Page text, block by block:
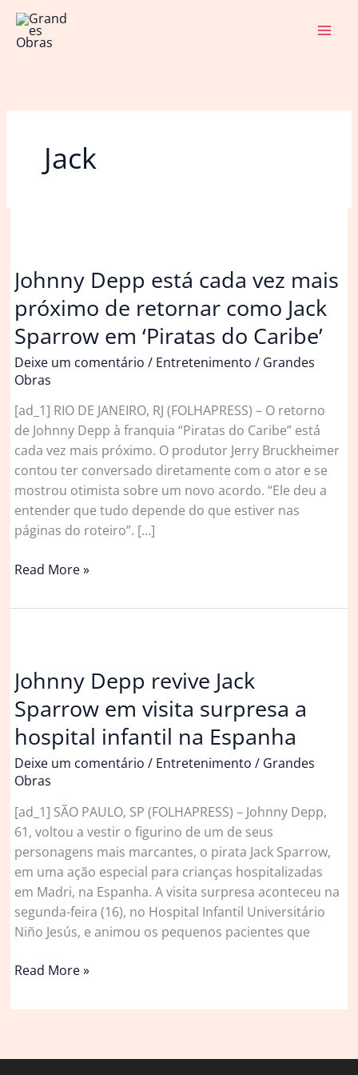
para
Jack
Johnny Depp está cada vez mais
próximo de retornar como Jack
Sparrow em ‘Piratas do Caribe’
Deixe um comentário / Entretenimento / Grandes
Obras
[ad_1] RIO DE JANEIRO, RJ (FOLHAPRESS) – O retorno
de Johnny Depp à franquia “Piratas do Caribe” está
cada vez mais próximo. O produtor Jerry Bruckheimer
contou ter conversado diretamente com o ator e se
mostrou otimista sobre um novo acordo. “Ele deu a
entender que tudo depende do que estiver nas
páginas do roteiro”. […]
Johnny
está
mais
próximo
de
retornar
como
Jack
Sparrow
em
‘Piratas
do
Caribe’
Read More »
Johnny Depp revive Jack
Sparrow em visita surpresa a
hospital infantil na Espanha
Deixe um comentário / Entretenimento / Grandes
Obras
[ad_1] SÃO PAULO, SP (FOLHAPRESS) – Johnny Depp,
61, voltou a vestir o figurino de um de seus
personagens mais marcantes, o pirata Jack Sparrow,
em uma ação especial para crianças hospitalizadas
em Madri, na Espanha. A visita surpresa aconteceu na
segunda-feira (16), no Hospital Infantil Universitário
Niño Jesús, e animou os pequenos pacientes que
Johnny
revive
Read More »